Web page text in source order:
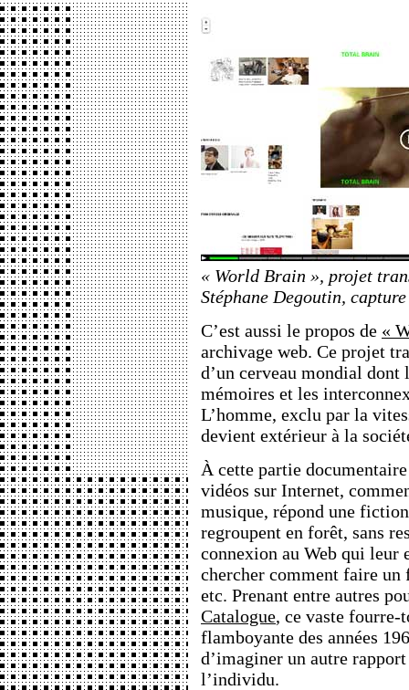
« World Brain », projet
Stéphane Degoutin,
C’est aussi le propos de «
archivage web. Ce projet
d’un cerveau mondial dont
mémoires et les
L’homme, exclu par la
devient extérieur à la
À cette partie
vidéos sur Internet,
musique, répond une
regroupent en forêt, sans
connexion au Web qui leur
chercher comment faire un
etc. Prenant entre autres
Catalogue, ce vaste fourre-
flamboyante des années
d’imaginer un autre
l’individu.